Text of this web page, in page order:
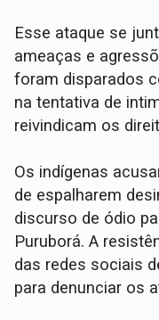
Esse ataque se
ameaças e
foram disparados
na tentativa de
reivindicam os
Os indígenas
de espalharem
discurso de ódio
Puruborá. A
das redes sociais
para denunciar os